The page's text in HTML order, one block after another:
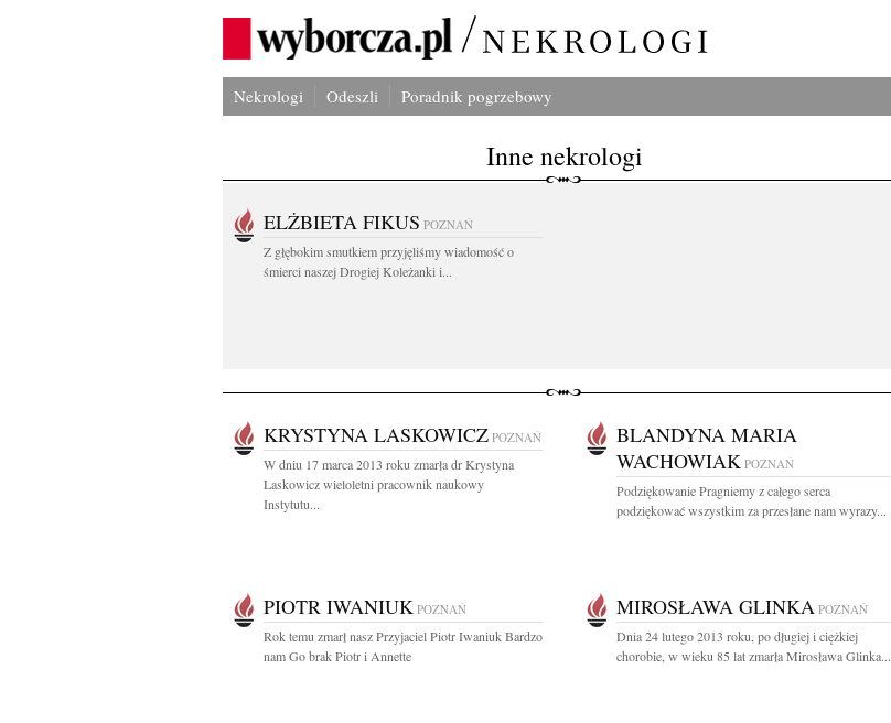
Nekrologi Odeszli Poradnik pogrzebowy
Inne nekrologi
ELŻBIETA FIKUS POZNAŃ
Z głębokim smutkiem przyjęliśmy wiadomość o
śmierci naszej Drogiej Koleżanki i...
KRYSTYNA LASKOWICZ POZNAŃ
W dniu 17 marca 2013 roku zmarła dr Krystyna
Laskowicz wieloletni pracownik naukowy
Instytutu...
BLANDYNA MARIA
WACHOWIAK POZNAŃ
Podziękowanie Pragniemy z całego serca
podziękować wszystkim za przesłane nam wyrazy...
PIOTR IWANIUK POZNAŃ
Rok temu zmarł nasz Przyjaciel Piotr Iwaniuk Bardzo
nam Go brak Piotr i Annette
MIROSŁAWA GLINKA POZNAŃ
Dnia 24 lutego 2013 roku, po długiej i ciężkiej
chorobie, w wieku 85 lat zmarła Mirosława Glinka...